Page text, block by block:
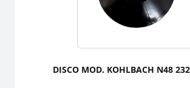
DISCO MOD. KOHLBACH N48